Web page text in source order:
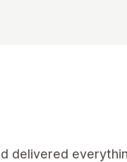
delivered